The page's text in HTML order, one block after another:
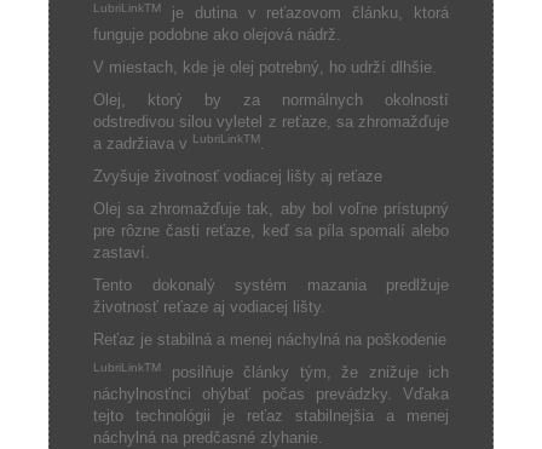
LubriLinkTM
je dutina v reťazovom článku, ktorá
funguje podobne ako olejová nádrž.
V miestach, kde je olej potrebný, ho udrží dlhšie.
Olej, ktorý by za normálnych okolností
odstredivou silou vyletel z reťaze, sa zhromažďuje
a zadržiava v LubriLinkTM.
Zvyšuje životnosť vodiacej lišty aj reťaze
Olej sa zhromažďuje tak, aby bol voľne prístupný
pre rôzne časti reťaze, keď sa píla spomalí alebo
zastaví.
Tento dokonalý systém mazania predlžuje
životnosť reťaze aj vodiacej lišty.
Reťaz je stabilná a menej náchylná na poškodenie
LubriLinkTM
posilňuje články tým, že znižuje ich
náchylnosťnci ohýbať počas prevádzky. Vďaka
tejto technológii je reťaz stabilnejšia a menej
náchylná na predčasné zlyhanie.